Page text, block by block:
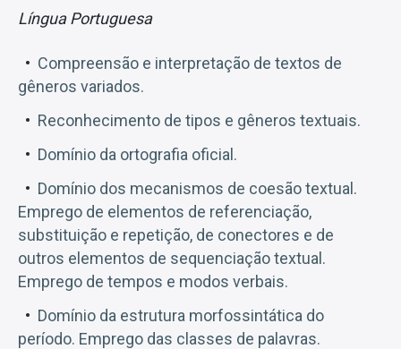
Língua Portuguesa
Compreensão e interpretação de textos de
gêneros variados.
Reconhecimento de tipos e gêneros textuais.
Domínio da ortografia oficial.
Domínio dos mecanismos de coesão textual.
Emprego de elementos de referenciação,
substituição e repetição, de conectores e de
outros elementos de sequenciação textual.
Emprego de tempos e modos verbais.
Domínio da estrutura morfossintática do
período. Emprego das classes de palavras.